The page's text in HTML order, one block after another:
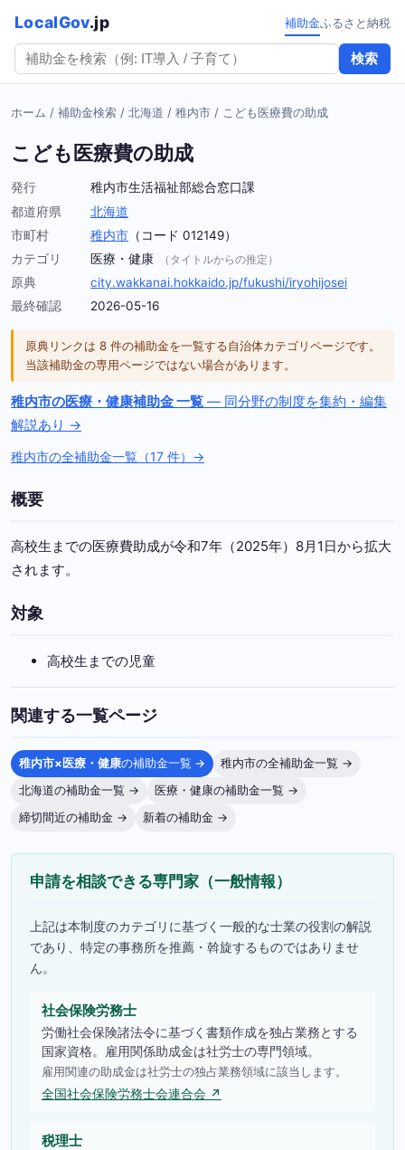
LocalGov.jp
検索
補助金ふるさと納税
ホーム / 補助金検索 / 北海道 / 稚内市 / こども医療費の助成
こども医療費の助成
発行
稚内市生活福祉部総合窓口課
都道府県
北海道
市町村
稚内市 （コード 012149）
カテゴリ
医療・健康 （タイトルからの推定）
原典
city.wakkanai.hokkaido.jp/fukushi/iryohijosei
最終確認
2026-05-16
原典リンクは 8 件の補助金を一覧する自治体カテゴリページです。
当該補助金の専用ページではない場合があります。
稚内市の医療・健康補助金 一覧 — 同分野の制度を集約・編集
解説あり →
稚内市の全補助金一覧（17 件）→
概要
高校生までの医療費助成が令和7年（2025年）8月1日から拡大
されます。
対象
高校生までの児童
関連する一覧ページ
稚内市×医療・健康の補助金一覧 →
稚内市の全補助金一覧 →
北海道の補助金一覧 →
医療・健康の補助金一覧 →
締切間近の補助金 →
新着の補助金 →
申請を相談できる専門家（一般情報）
上記は本制度のカテゴリに基づく一般的な士業の役割の解説
であり、特定の事務所を推薦・斡旋するものではありませ
ん。
社会保険労務士
労働社会保険諸法令に基づく書類作成を独占業務とする
国家資格。雇用関係助成金は社労士の専門領域。
雇用関連の助成金は社労士の独占業務領域に該当します。
全国社会保険労務士会連合会 ↗
税理士